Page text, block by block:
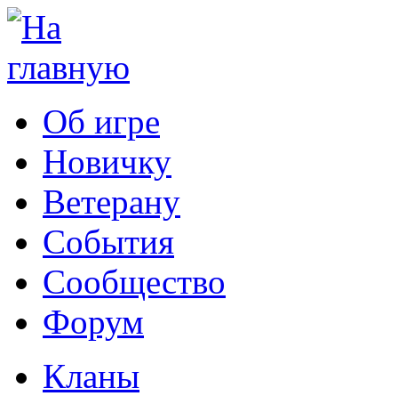
Об игре
Новичку
Ветерану
События
Сообщество
Форум
Кланы